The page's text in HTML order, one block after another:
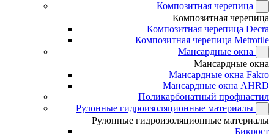
Композитная черепица
Композитная черепица
Композитная черепица Decra
Композитная черепица Metrotile
Мансардные окна
Мансардные окна
Мансардные окна Fakro
Мансардные окна AHRD
Поликарбонатный профнастил
Рулонные гидроизоляционные материалы
Рулонные гидроизоляционные материалы
Бикрост